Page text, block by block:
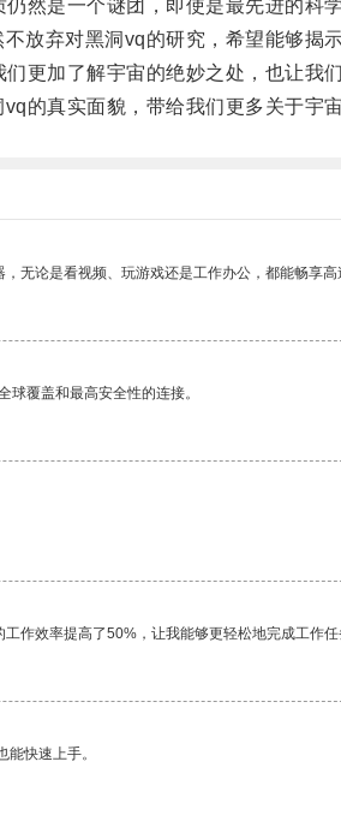
是一个谜团，即使是最先进的科学
弃对黑洞vq的研究，希望能够揭示
加了解宇宙的绝妙之处，也让我们
真实面貌，带给我们更多关于宇宙
无论是看视频、玩游戏还是工作办公，都能畅享
球覆盖和最高安全性的连接。
作效率提高了50%，让我能够更轻松地完成工作任
快速上手。